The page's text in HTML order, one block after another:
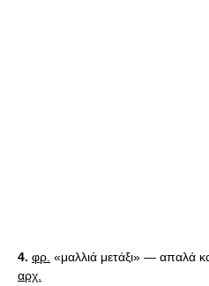
4. φρ. «μαλλιά μετάξι» — απαλά
αρχ.